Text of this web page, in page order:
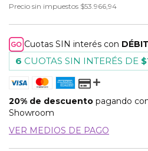
Precio sin impuestos $53.966,94
Cuotas SIN interés con
6 CUOTAS SIN INTERÉS DE
20% de descuento pagando
Showroom
VER MEDIOS DE PAGO